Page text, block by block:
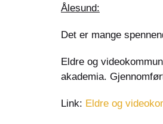
Ålesund:
Det er mange
Eldre og
akademia.
Link: Eldre og